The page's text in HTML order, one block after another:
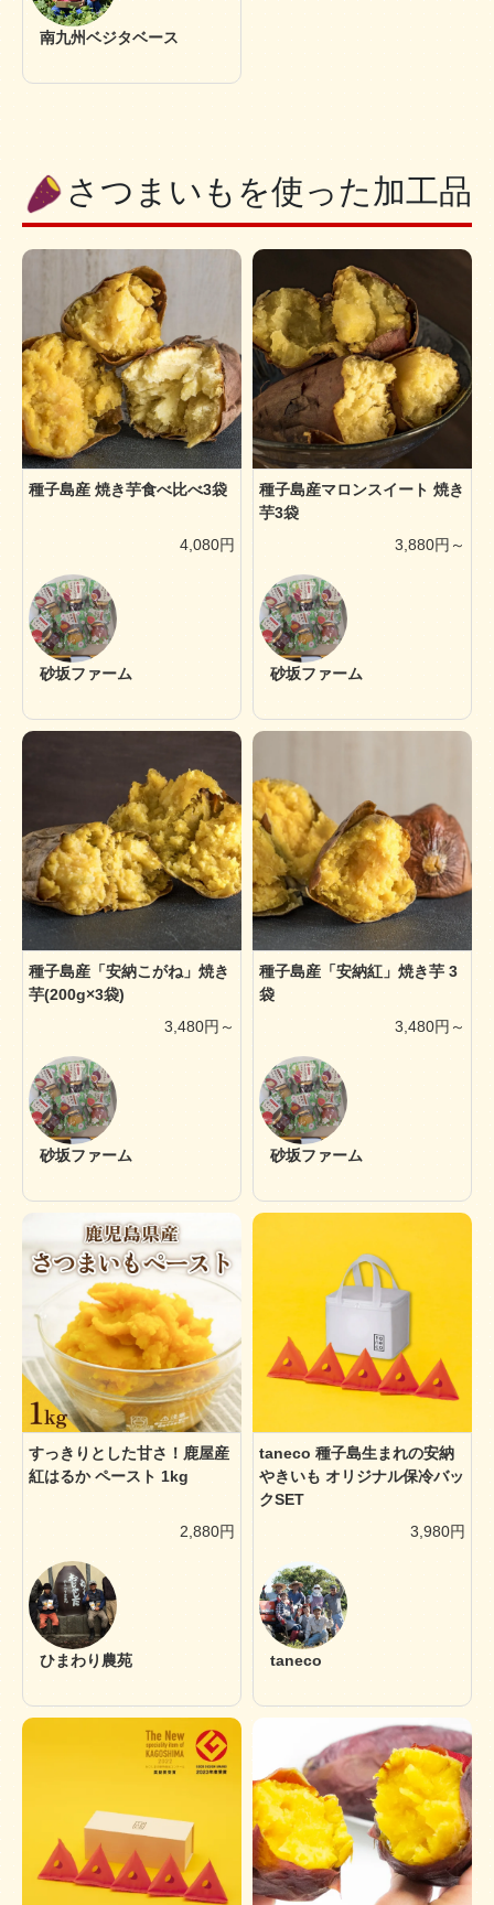
南九州ベジタベース
さつまいもを使った加工品
種子島産 焼き芋食べ比べ3袋
4,080円
砂坂ファーム
種子島産マロンスイート 焼き
芋3袋
3,880円～
砂坂ファーム
種子島産「安納こがね」焼き
芋(200g×3袋)
3,480円～
砂坂ファーム
種子島産「安納紅」焼き芋 3
袋
3,480円～
砂坂ファーム
すっきりとした甘さ！鹿屋産
紅はるか ペースト 1kg
2,880円
ひまわり農苑
taneco 種子島生まれの安納
やきいも オリジナル保冷バッ
クSET
3,980円
taneco